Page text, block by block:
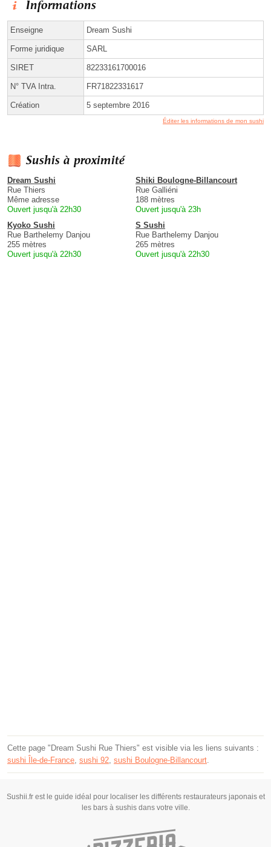
Informations
Enseigne Dream Sushi
Forme juridique SARL
SIRET 82233161700016
N° TVA Intra. FR71822331617
Création 5 septembre 2016
Éditer les informations de mon sushi
Sushis à proximité
Dream Sushi
Rue Thiers
Même adresse
Ouvert jusqu'à 22h30
Shiki Boulogne-Billancourt
Rue Galliéni
188 mètres
Ouvert jusqu'à 23h
Kyoko Sushi
Rue Barthelemy Danjou
255 mètres
Ouvert jusqu'à 22h30
S Sushi
Rue Barthelemy Danjou
265 mètres
Ouvert jusqu'à 22h30
Cette page "Dream Sushi Rue Thiers" est visible via les liens suivants :
sushi Île-de-France, sushi 92, sushi Boulogne-Billancourt.
Sushii.fr est le guide idéal pour localiser les différents restaurateurs japonais et
les bars à sushis dans votre ville.